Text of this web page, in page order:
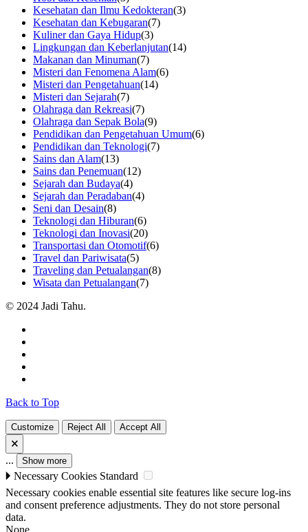
Kesehatan dan Ilmu Kedokteran(3)
Kesehatan dan Kebugaran(7)
Kuliner dan Gaya Hidup(3)
Lingkungan dan Keberlanjutan(14)
Makanan dan Minuman(7)
Misteri dan Fenomena Alam(6)
Misteri dan Pengetahuan(14)
Misteri dan Sejarah(7)
Olahraga dan Rekreasi(7)
Olahraga dan Sepak Bola(9)
Pendidikan dan Pengetahuan Umum(6)
Pendidikan dan Teknologi(7)
Sains dan Alam(13)
Sains dan Penemuan(12)
Sejarah dan Budaya(4)
Sejarah dan Peradaban(4)
Seni dan Desain(8)
Teknologi dan Hiburan(6)
Teknologi dan Inovasi(20)
Transportasi dan Otomotif(6)
Travel dan Pariwisata(5)
Traveling dan Petualangan(8)
Wisata dan Petualangan(7)
© 2024 Jadi Tahu.
Back to Top
Customize Reject All
Accept All
🗙
... Show more
🞂 Necessary Cookies Standard
Necessary cookies enable essential site features like secure log-ins
and consent preference adjustments. They do not store personal
data.
None